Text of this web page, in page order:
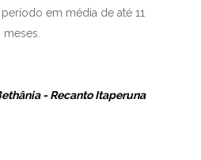
em média de até 11
meses.
- Recanto Itaperuna